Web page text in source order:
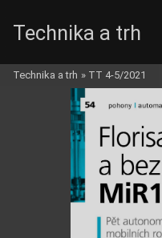
Technika a trh
Technika a trh » TT 4-5/2021